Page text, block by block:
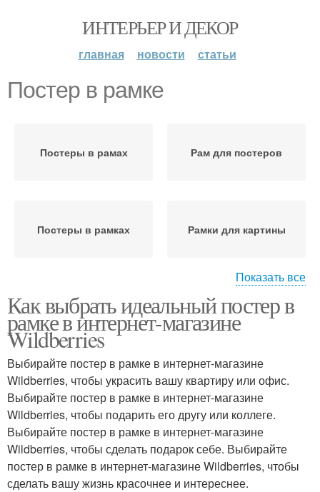
ИНТЕРЬЕР И ДЕКОР
главная новости статьи
Постер в рамке
Постеры в рамах Рам для постеров
Постеры в рамках Рамки для картины
Рамки для постера
Показать все
Как выбрать идеальный постер в
рамке в интернет-магазине
Wildberries
Выбирайте постер в рамке в интернет-магазине
Wildberries, чтобы украсить вашу квартиру или офис.
Выбирайте постер в рамке в интернет-магазине
Wildberries, чтобы подарить его другу или коллеге.
Выбирайте постер в рамке в интернет-магазине
Wildberries, чтобы сделать подарок себе. Выбирайте
постер в рамке в интернет-магазине Wildberries, чтобы
сделать вашу жизнь красочнее и интереснее.